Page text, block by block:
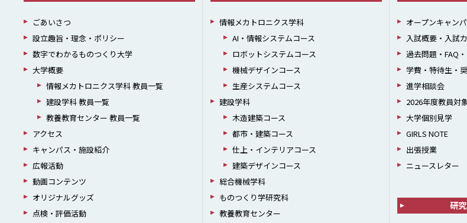
ごあいさつ
設立趣旨・理念・ポリシー
数字でわかるものつくり大学
大学概要
情報メカトロニクス学科 教員一覧
建設学科 教員一覧
教養教育センター 教員一覧
アクセス
キャンパス・施設紹介
広報活動
動画コンテンツ
オリジナルグッズ
点検・評価活動
情報メカトロニクス学科
AI・情報システムコース
ロボットシステムコース
機械デザインコース
生産システムコース
建設学科
木造建築コース
都市・建築コース
仕上・インテリアコース
建築デザインコース
総合機械学科
ものつくり学研究科
教養教育センター
オープンキャン
入試概要・入試
過去問題・FAQ
学費・特待生・
進学相談会
2026年度教員対
大学個別見学
GIRLS NOTE
出張授業
ニュースレター
研